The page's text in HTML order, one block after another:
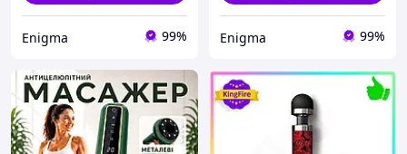
Enigma 99% Enigma 99%